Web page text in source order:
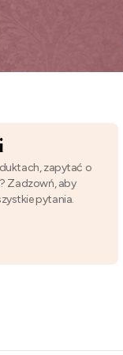
zapytać o
Zadzowń, aby
pytania.